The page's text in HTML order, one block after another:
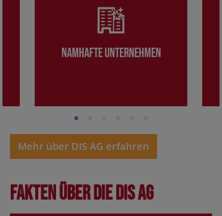
Namhafte Unternehmen
Mehr über DIS AG erfahren
Fakten über die DIS AG